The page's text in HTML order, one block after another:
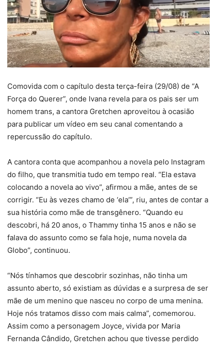
Comovida com o capítulo desta terça-feira (29/08) de “A
Força do Querer”, onde Ivana revela para os pais ser um
homem trans, a cantora Gretchen aproveitou à ocasião
para publicar um vídeo em seu canal comentando a
repercussão do capítulo.
A cantora conta que acompanhou a novela pelo Instagram
do filho, que transmitia tudo em tempo real. “Ela estava
colocando a novela ao vivo”, afirmou a mãe, antes de se
corrigir. “Eu às vezes chamo de ‘ela’”, riu, antes de contar a
sua história como mãe de transgênero. “Quando eu
descobri, há 20 anos, o Thammy tinha 15 anos e não se
falava do assunto como se fala hoje, numa novela da
Globo”, continuou.
“Nós tínhamos que descobrir sozinhas, não tinha um
assunto aberto, só existiam as dúvidas e a surpresa de ser
mãe de um menino que nasceu no corpo de uma menina.
Hoje nós tratamos disso com mais calma”, comemorou.
Assim como a personagem Joyce, vivida por Maria
Fernanda Cândido, Gretchen achou que tivesse perdido